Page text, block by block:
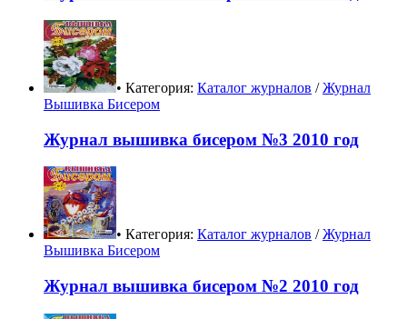
• Категория: Каталог журналов /Журнал
Вышивка Бисером
Журнал вышивка бисером №3 2010 год
• Категория: Каталог журналов /Журнал
Вышивка Бисером
Журнал вышивка бисером №2 2010 год